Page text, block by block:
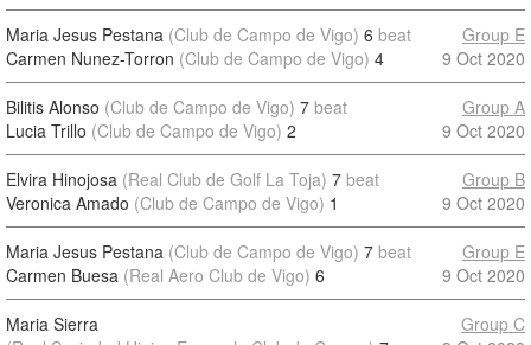
Maria Jesus Pestana (Club de Campo de Vigo) 6 beat
Carmen Nunez-Torron (Club de Campo de Vigo) 4
Group E
9 Oct 2020
Bilitis Alonso (Club de Campo de Vigo) 7 beat
Lucia Trillo (Club de Campo de Vigo) 2
Group A
9 Oct 2020
Elvira Hinojosa (Real Club de Golf La Toja) 7 beat
Veronica Amado (Club de Campo de Vigo) 1
Group B
9 Oct 2020
Maria Jesus Pestana (Club de Campo de Vigo) 7 beat
Carmen Buesa (Real Aero Club de Vigo) 6
Group E
9 Oct 2020
Maria Sierra
Group C